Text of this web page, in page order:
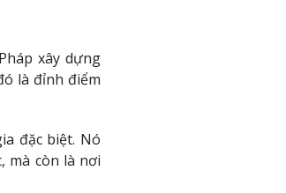
xây dựng
là đỉnh điểm
đặc biệt. Nó
mà còn là nơi